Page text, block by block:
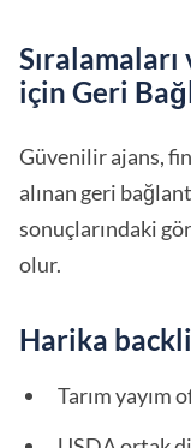
için Geri
Güvenilir ajans,
alınan geri
sonuçlarındaki
olur.
Harika
Tarım yayım